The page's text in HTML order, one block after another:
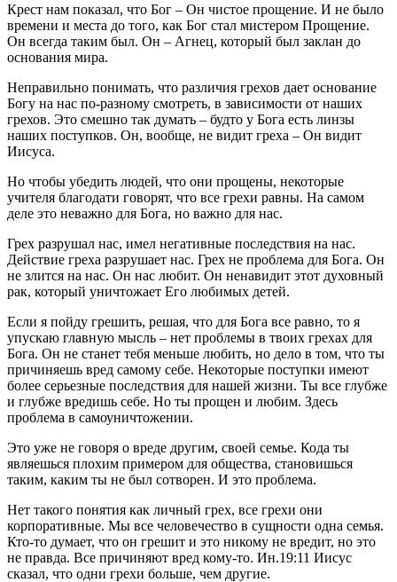
Крест нам показал, что Бог – Он чистое прощение. И не было
времени и места до того, как Бог стал мистером Прощение.
Он всегда таким был. Он – Агнец, который был заклан до
основания мира.
Неправильно понимать, что различия грехов дает основание
Богу на нас по-разному смотреть, в зависимости от наших
грехов. Это смешно так думать – будто у Бога есть линзы
наших поступков. Он, вообще, не видит греха – Он видит
Иисуса.
Но чтобы убедить людей, что они прощены, некоторые
учителя благодати говорят, что все грехи равны. На самом
деле это неважно для Бога, но важно для нас.
Грех разрушал нас, имел негативные последствия на нас.
Действие греха разрушает нас. Грех не проблема для Бога. Он
не злится на нас. Он нас любит. Он ненавидит этот духовный
рак, который уничтожает Его любимых детей.
Если я пойду грешить, решая, что для Бога все равно, то я
упускаю главную мысль – нет проблемы в твоих грехах для
Бога. Он не станет тебя меньше любить, но дело в том, что ты
причиняешь вред самому себе. Некоторые поступки имеют
более серьезные последствия для нашей жизни. Ты все глубже
и глубже вредишь себе. Но ты прощен и любим. Здесь
проблема в самоуничтожении.
Это уже не говоря о вреде другим, своей семье. Кода ты
являешься плохим примером для общества, становишься
таким, каким ты не был сотворен. И это проблема.
Нет такого понятия как личный грех, все грехи они
корпоративные. Мы все человечество в сущности одна семья.
Кто-то думает, что он грешит и это никому не вредит, но это
не правда. Все причиняют вред кому-то. Ин.19:11 Иисус
сказал, что одни грехи больше, чем другие.